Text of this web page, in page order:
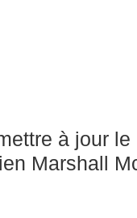
à jour
Marshall